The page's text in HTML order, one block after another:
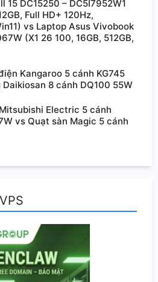
15 DC15250 – DC5I7952W1
Full HD+ 120Hz,
vs Laptop Asus Vivobook
(X1 26 100, 16GB, 512GB,
Kangaroo 5 cánh KG745
8 cánh DQ100 55W
Electric 5 cánh
vs Quạt sàn Magic 5 cánh